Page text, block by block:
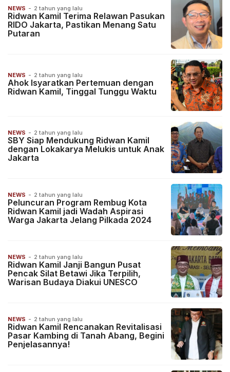
NEWS - 2 tahun yang lalu
Ridwan Kamil Terima Relawan Pasukan
RIDO Jakarta, Pastikan Menang Satu
Putaran
NEWS - 2 tahun yang lalu
Ahok Isyaratkan Pertemuan dengan
Ridwan Kamil, Tinggal Tunggu Waktu
NEWS - 2 tahun yang lalu
SBY Siap Mendukung Ridwan Kamil
dengan Lokakarya Melukis untuk Anak
Jakarta
NEWS - 2 tahun yang lalu
Peluncuran Program Rembug Kota
Ridwan Kamil jadi Wadah Aspirasi
Warga Jakarta Jelang Pilkada 2024
NEWS - 2 tahun yang lalu
Ridwan Kamil Janji Bangun Pusat
Pencak Silat Betawi Jika Terpilih,
Warisan Budaya Diakui UNESCO
NEWS - 2 tahun yang lalu
Ridwan Kamil Rencanakan Revitalisasi
Pasar Kambing di Tanah Abang, Begini
Penjelasannya!